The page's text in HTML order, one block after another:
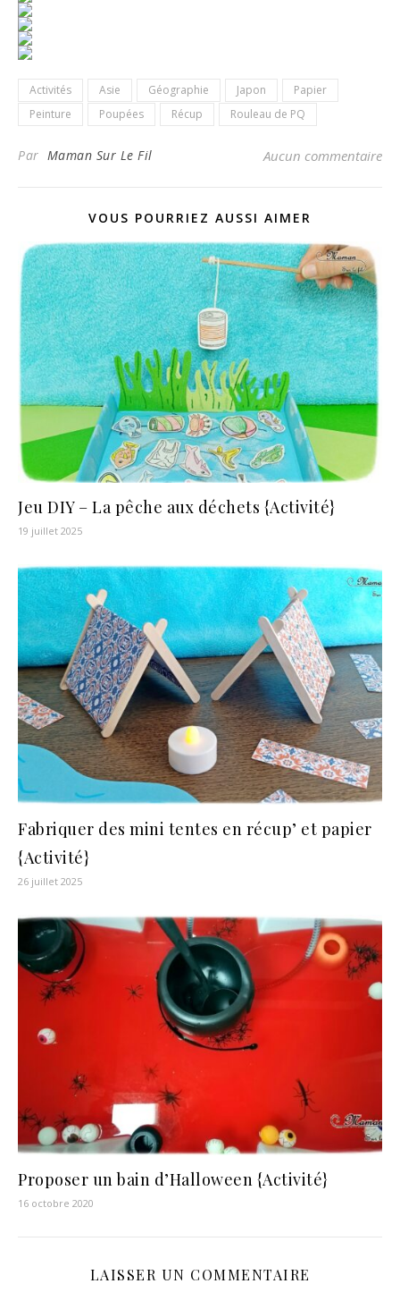
Activités Asie Géographie Japon
Papier
Peinture
Poupées Récup Rouleau de PQ
Par Maman Sur Le Fil Aucun commentaire
VOUS POURRIEZ AUSSI AIMER
Jeu DIY – La pêche aux déchets {Activité}
19 juillet 2025
Fabriquer des mini tentes en récup’ et papier
{Activité}
26 juillet 2025
Proposer un bain d’Halloween {Activité}
16 octobre 2020
LAISSER UN COMMENTAIRE